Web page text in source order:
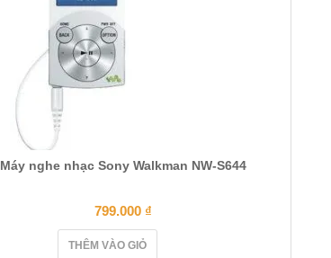
Máy nghe nhạc Sony Walkman NW-S644
799.000 ₫
THÊM VÀO GIỎ